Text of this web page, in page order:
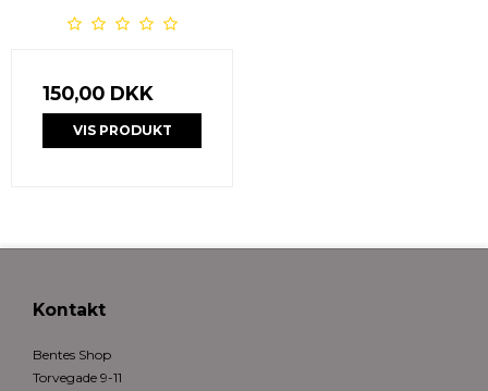
150,00 DKK
VIS PRODUKT
Kontakt
Bentes Shop
Torvegade 9-11